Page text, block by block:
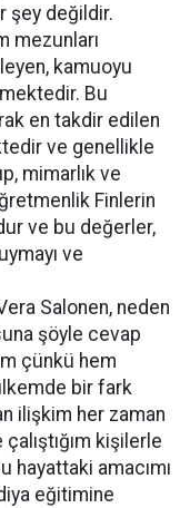
şey değildir.
mezunları
kamuoyu
Bu
en takdir edilen
ve genellikle
mimarlık ve
Finlerin
ve bu değerler,
ve
Salonen, neden
şöyle cevap
çünkü hem
bir fark
ilişkim her zaman
kişilerle
hayattaki amacımı
eğitimine